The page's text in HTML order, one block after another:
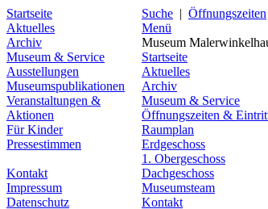
Startseite
Aktuelles
Archiv
Museum & Service
Ausstellungen
Museumspublikationen
Veranstaltungen &
Aktionen
Für Kinder
Pressestimmen
Kontakt
Impressum
Datenschutz
Suche | Öffnungszeiten
Menü
Museum
Startseite
Aktuelles
Archiv
Museum & Service
Öffnungszeiten &
Raumplan
Erdgeschoss
1. Obergeschoss
Dachgeschoss
Museumsteam
Kontakt